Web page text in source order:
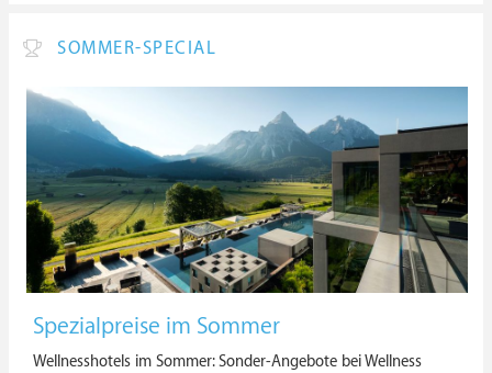
SOMMER-SPECIAL
Spezialpreise im Sommer
Wellnesshotels im Sommer: Sonder-Angebote bei Wellness